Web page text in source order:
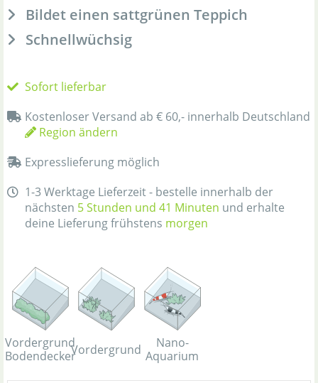
Bildet einen sattgrünen Teppich
Schnellwüchsig
Sofort lieferbar
Kostenloser Versand ab € 60,- innerhalb Deutschland
Region ändern
Expresslieferung möglich
1-3 Werktage Lieferzeit - bestelle innerhalb der
nächsten 5 Stunden und 41 Minuten und erhalte
deine Lieferung frühstens morgen
Vordergrund
BodendeckerVordergrund
Nano-
Aquarium